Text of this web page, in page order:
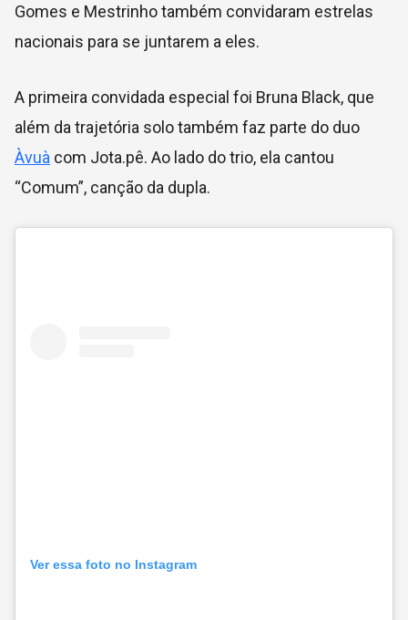
Gomes e Mestrinho também convidaram estrelas
nacionais para se juntarem a eles.
A primeira convidada especial foi Bruna Black, que
além da trajetória solo também faz parte do duo
Àvuà com Jota.pê. Ao lado do trio, ela cantou
“Comum”, canção da dupla.
Ver essa foto no Instagram